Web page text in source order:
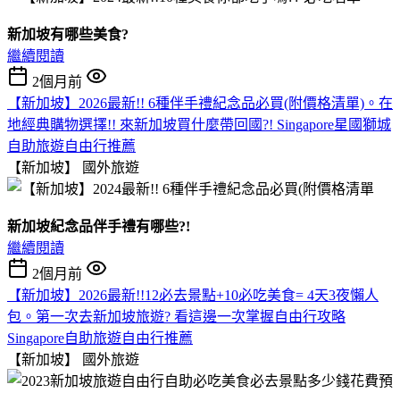
新加坡有哪些美食?
繼續閱讀
2個月前
【新加坡】2026最新!! 6種伴手禮紀念品必買(附價格清單)。在
地經典購物選擇!! 來新加坡買什麼帶回國?! Singapore星國獅城
自助旅遊自由行推薦
【新加坡】
國外旅遊
新加坡紀念品伴手禮有哪些?!
繼續閱讀
2個月前
【新加坡】2026最新!!12必去景點+10必吃美食= 4天3夜懶人
包。第一次去新加坡旅遊? 看這邊一次掌握自由行攻略
Singapore自助旅遊自由行推薦
【新加坡】
國外旅遊